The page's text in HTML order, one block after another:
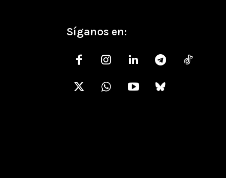
Síganos en: